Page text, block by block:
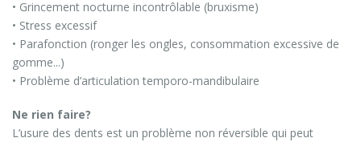
• Grincement nocturne incontrôlable (bruxisme)
• Stress excessif
• Parafonction (ronger les ongles, consommation excessive de
gomme...)
• Problème d’articulation temporo-mandibulaire
Ne rien faire?
L’usure des dents est un problème non réversible qui peut